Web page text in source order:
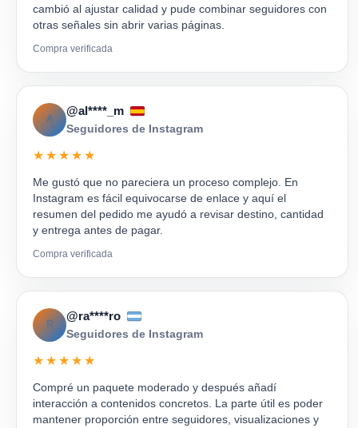
cambió al ajustar calidad y pude combinar seguidores con
otras señales sin abrir varias páginas.
Compra verificada
A
@al****_m
Seguidores de Instagram
★★★★★
Me gustó que no pareciera un proceso complejo. En
Instagram es fácil equivocarse de enlace y aquí el
resumen del pedido me ayudó a revisar destino, cantidad
y entrega antes de pagar.
Compra verificada
R
@ra****ro
Seguidores de Instagram
★★★★★
Compré un paquete moderado y después añadí
interacción a contenidos concretos. La parte útil es poder
mantener proporción entre seguidores, visualizaciones y